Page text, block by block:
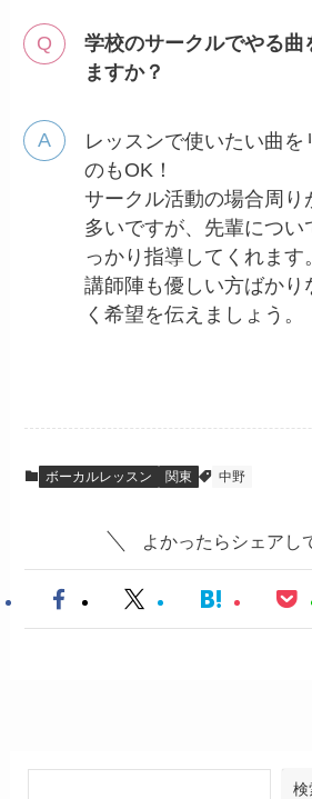
学校のサークルでやる曲
ますか？
レッスンで使いたい曲を
のもOK！
サークル活動の場合周り
多いですが、先輩につい
っかり指導してくれます
講師陣も優しい方ばかり
く希望を伝えましょう。
ボーカルレッスン 関東 中野
よかったらシェアし
検